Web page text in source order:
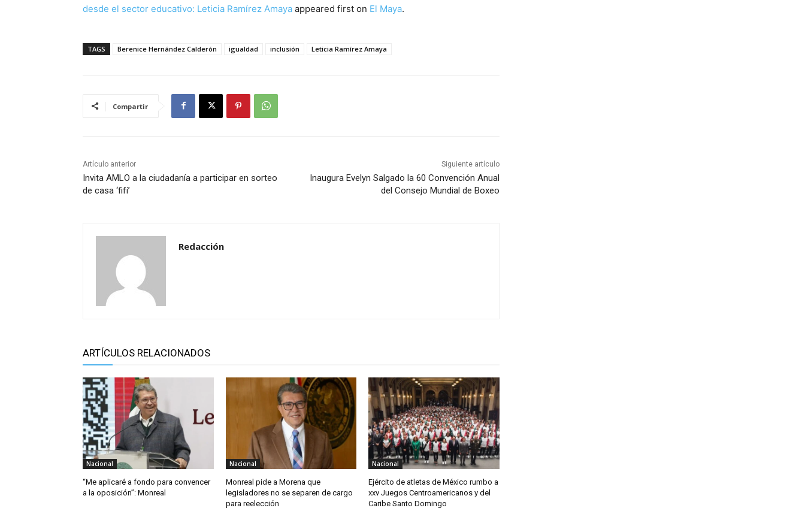
desde el sector educativo: Leticia Ramírez Amaya appeared first on El Maya.
TAGS Berenice Hernández Calderón igualdad inclusión Leticia Ramírez Amaya
Compartir
Artículo anterior
Invita AMLO a la ciudadanía a participar en sorteo
de casa ‘fifí’
Siguiente artículo
Inaugura Evelyn Salgado la 60 Convención Anual
del Consejo Mundial de Boxeo
Redacción
ARTÍCULOS RELACIONADOS
Nacional
“Me aplicaré a fondo para convencer
a la oposición”: Monreal
Nacional
Monreal pide a Morena que
legisladores no se separen de cargo
para reelección
Nacional
Ejército de atletas de México rumbo a
xxv Juegos Centroamericanos y del
Caribe Santo Domingo